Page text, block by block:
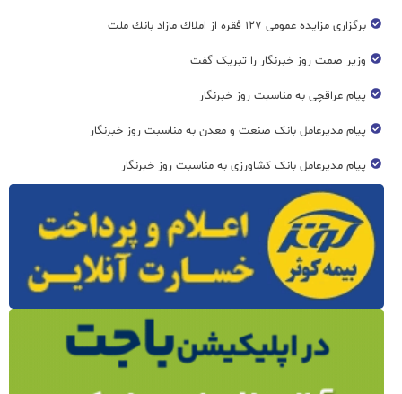
برگزاری مزایده عمومی ۱۲۷ فقره از املاك مازاد بانك ملت
وزیر صمت روز خبرنگار را تبریک گفت
پیام عراقچی به مناسبت روز خبرنگار
پیام مدیرعامل بانک صنعت و معدن به مناسبت روز خبرنگار
پیام مدیرعامل بانک کشاورزی به مناسبت روز خبرنگار